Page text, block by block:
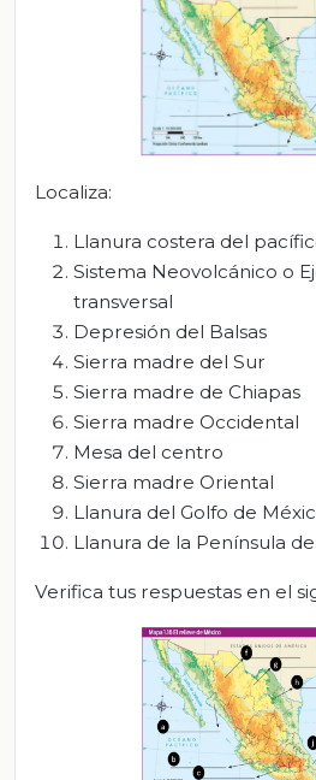
Localiza:
Llanura costera del
Sistema Neovolcánico o
transversal
Depresión del Balsas
Sierra madre del Sur
Sierra madre de Chiapas
Sierra madre Occidental
Mesa del centro
Sierra madre Oriental
Llanura del Golfo de
Llanura de la Península
Verifica tus respuestas en el